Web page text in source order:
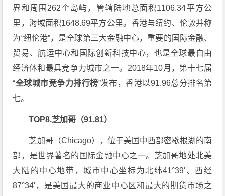
界和周围262个岛屿，管辖陆地总面积1106.34平方公
里，海域面积1648.69平方公里。香港与纽约、伦敦并称
为“纽伦港”，是全球第三大金融中心，重要的国际金融、
贸易、航运中心和国际创新科技中心，也是全球最自由
经济体和最具竞争力城市之一。2018年10月，第十七届
“全球城市竞争力排行榜”发布，香港以91.96总分排名第
七。
TOP8.芝加哥（91.81）
芝加哥（Chicago），位于美国中西部密歇根湖的南
部，是世界著名的国际金融中心之一。芝加哥地处北美
大陆的中心地带，城市中心坐标为北纬41°39′、西经
87°34′，是美国最大的商业中心区和最大的期货市场之